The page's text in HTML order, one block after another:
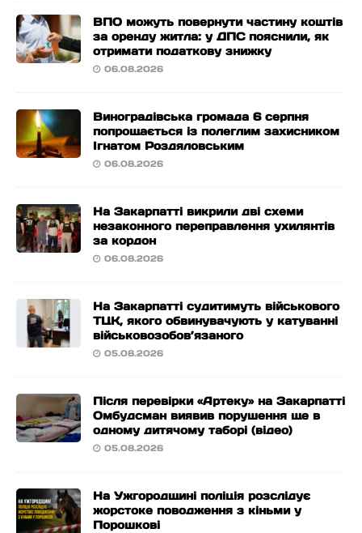
ВПО можуть повернути частину коштів
за оренду житла: у ДПС пояснили, як
отримати податкову знижку
06.08.2026
Виноградівська громада 6 серпня
попрощається із полеглим захисником
Ігнатом Роздяловським
06.08.2026
На Закарпатті викрили дві схеми
незаконного переправлення ухилянтів
за кордон
06.08.2026
На Закарпатті судитимуть військового
ТЦК, якого обвинувачують у катуванні
військовозобов’язаного
05.08.2026
Після перевірки «Артеку» на Закарпатті
Омбудсман виявив порушення ще в
одному дитячому таборі (відео)
05.08.2026
На Ужгородщині поліція розслідує
жорстоке поводження з кіньми у
Порошкові